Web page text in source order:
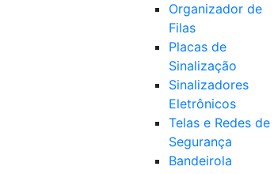
Organizador de
Filas
Placas de
Sinalização
Sinalizadores
Eletrônicos
Telas e Redes de
Segurança
Bandeirola